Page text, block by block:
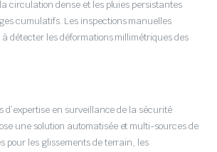
circulation dense et les pluies persistantes
cumulatifs. Les inspections manuelles
détecter les déformations millimétriques des
d’expertise en surveillance de la sécurité
une solution automatisée et multi-sources de
pour les glissements de terrain, les